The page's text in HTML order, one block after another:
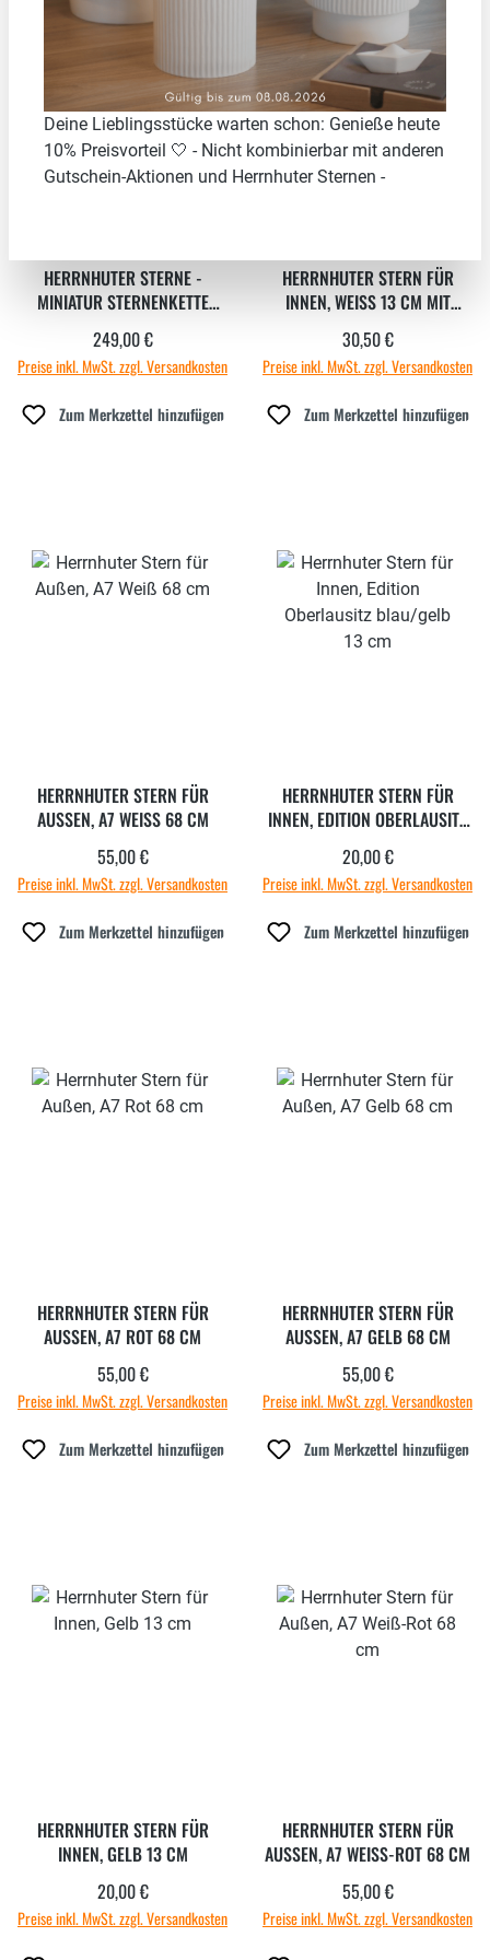
HERRNHUTER STERNE -
MINIATUR STERNENKETTE
WEISS
Regulärer Preis:
249,00 €
Preise inkl. MwSt. zzgl. Versandkosten
Zum Merkzettel hinzufügen
HERRNHUTER STERN FÜR
INNEN, WEISS 13 CM MIT
NETZTEIL 500 MAH
Regulärer Preis:
30,50 €
Preise inkl. MwSt. zzgl. Versandkosten
Zum Merkzettel hinzufügen
HERRNHUTER STERN FÜR
AUSSEN, A7 WEISS 68 CM
Regulärer Preis:
55,00 €
Preise inkl. MwSt. zzgl. Versandkosten
Zum Merkzettel hinzufügen
HERRNHUTER STERN FÜR
INNEN, EDITION OBERLAUSITZ
BLAU/GELB 13 CM
Regulärer Preis:
20,00 €
Preise inkl. MwSt. zzgl. Versandkosten
Zum Merkzettel hinzufügen
HERRNHUTER STERN FÜR
AUSSEN, A7 ROT 68 CM
Regulärer Preis:
55,00 €
Preise inkl. MwSt. zzgl. Versandkosten
Zum Merkzettel hinzufügen
HERRNHUTER STERN FÜR
AUSSEN, A7 GELB 68 CM
Regulärer Preis:
55,00 €
Preise inkl. MwSt. zzgl. Versandkosten
Zum Merkzettel hinzufügen
HERRNHUTER STERN FÜR
INNEN, GELB 13 CM
Regulärer Preis:
20,00 €
Preise inkl. MwSt. zzgl. Versandkosten
HERRNHUTER STERN FÜR
AUSSEN, A7 WEISS-ROT 68 CM
Regulärer Preis:
55,00 €
Preise inkl. MwSt. zzgl. Versandkosten
Deine Lieblingsstücke warten schon: Genieße heute
10% Preisvorteil 🤍 - Nicht kombinierbar mit anderen
Gutschein-Aktionen und Herrnhuter Sternen -